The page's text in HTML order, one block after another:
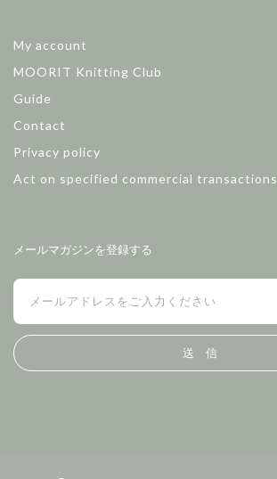
My account
MOORIT Knitting Club
Guide
Contact
Privacy policy
Act on specified commercial transactions
メールマガジンを登録する
送 信